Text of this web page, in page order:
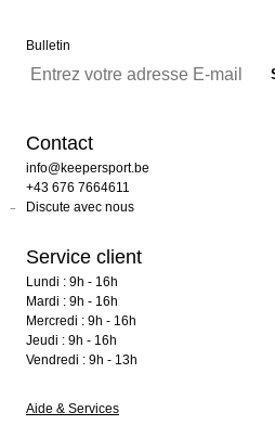
Bulletin
Contact
info@keepersport.be
+43 676 7664611
Discute avec nous
Service client
Lundi : 9h - 16h
Mardi : 9h - 16h
Mercredi : 9h - 16h
Jeudi : 9h - 16h
Vendredi : 9h - 13h
Aide & Services